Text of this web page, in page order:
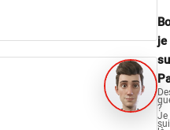
je
?
Je